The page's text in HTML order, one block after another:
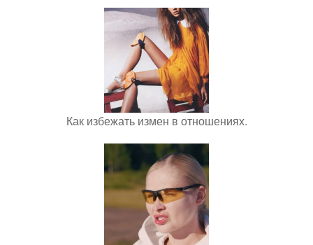
Как избежать измен в отношениях.